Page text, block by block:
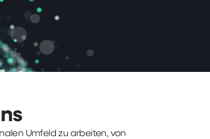
Umfeld zu arbeiten, von